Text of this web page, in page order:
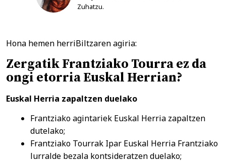
Zuhatzu.
Hona hemen herriBiltzaren agiria:
Zergatik Frantziako Tourra ez da
ongi etorria Euskal Herrian?
Euskal Herria zapaltzen duelako
Frantziako agintariek Euskal Herria zapaltzen
dutelako;
Frantziako Tourrak Ipar Euskal Herria Frantziako
lurralde bezala kontsideratzen duelako;